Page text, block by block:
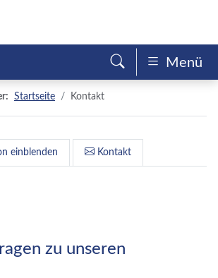
Menü
Startseite Kontakt
einblenden Kontakt
zu unseren